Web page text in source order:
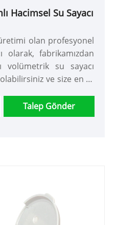
Hacimsel Su Sayacı
olan profesyonel
fabrikamızdan
volümetrik su sayacı
ve size en iyi
Talep Gönder